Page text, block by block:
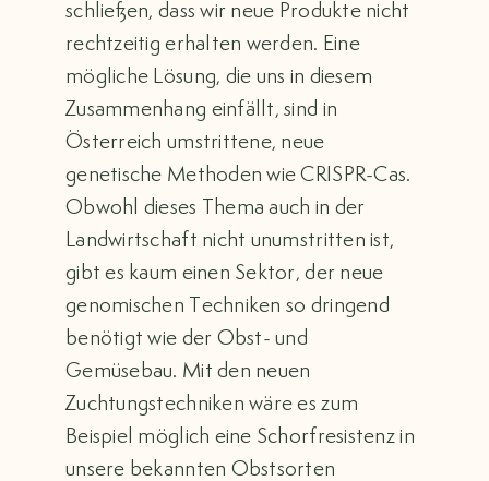
schließen, dass wir neue Produkte nicht
rechtzeitig erhalten werden. Eine
mögliche Lösung, die uns in diesem
Zusammenhang einfällt, sind in
Österreich umstrittene, neue
genetische Methoden wie CRISPR-Cas.
Obwohl dieses Thema auch in der
Landwirtschaft nicht unumstritten ist,
gibt es kaum einen Sektor, der neue
genomischen Techniken so dringend
benötigt wie der Obst- und
Gemüsebau. Mit den neuen
Zuchtungstechniken wäre es zum
Beispiel möglich eine Schorfresistenz in
unsere bekannten Obstsorten